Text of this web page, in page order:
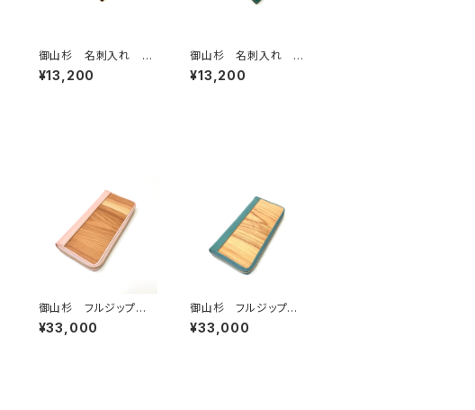
御山杉 名刺入れ 濃
い茶色（ダークブラウ
ン）
¥13,200
御山杉 名刺入れ ア
クアブルー
¥13,200
御山杉 フルジップ財
布 ピンク
¥33,000
御山杉 フルジップ財
布 アクアブルー
¥33,000